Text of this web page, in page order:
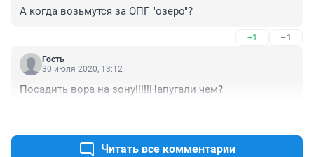
А когда возьмутся за ОПГ "озеро"?
+1 –1
Гость
30 июля 2020, 13:12
Посадить вора на зону!!!!!Напугали чем?
Читать все комментарии